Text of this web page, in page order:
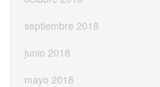
septiembre 2018
junio 2018
mayo 2018